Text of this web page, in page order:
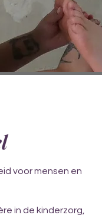
voor mensen en
in de kinderzorg,